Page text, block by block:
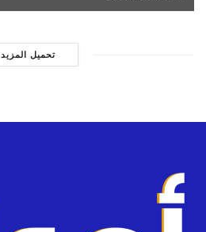
تحميل المزيد